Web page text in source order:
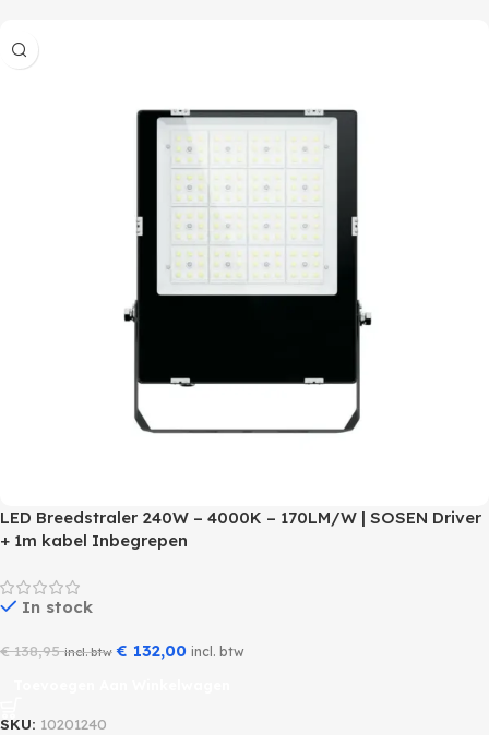
LED Breedstraler 240W – 4000K – 170LM/W | SOSEN Driver
+ 1m kabel Inbegrepen
In stock
€138,95 incl. btw € 132,00 incl. btw
SKU: 10201240